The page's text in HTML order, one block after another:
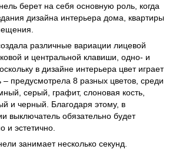
берет на себя основную роль, когда
дизайна интерьера дома, квартиры
различные вариации лицевой
и центральной клавиши, одно- и
в дизайне интерьера цвет играет
предусмотрела 8 разных цветов, среди
серый, графит, слоновая кость,
и черный. Благодаря этому, в
выключатель обязательно будет
и эстетично.
занимает несколько секунд.